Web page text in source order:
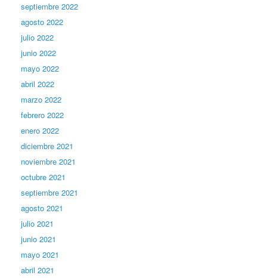
septiembre 2022
agosto 2022
julio 2022
junio 2022
mayo 2022
abril 2022
marzo 2022
febrero 2022
enero 2022
diciembre 2021
noviembre 2021
octubre 2021
septiembre 2021
agosto 2021
julio 2021
junio 2021
mayo 2021
abril 2021